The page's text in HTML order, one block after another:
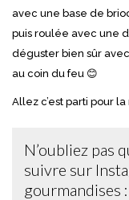
avec une base de
puis roulée avec une
déguster bien sûr
au coin du feu 😊
Allez c’est parti pour
N’oubliez pas
suivre sur
gourmandises :